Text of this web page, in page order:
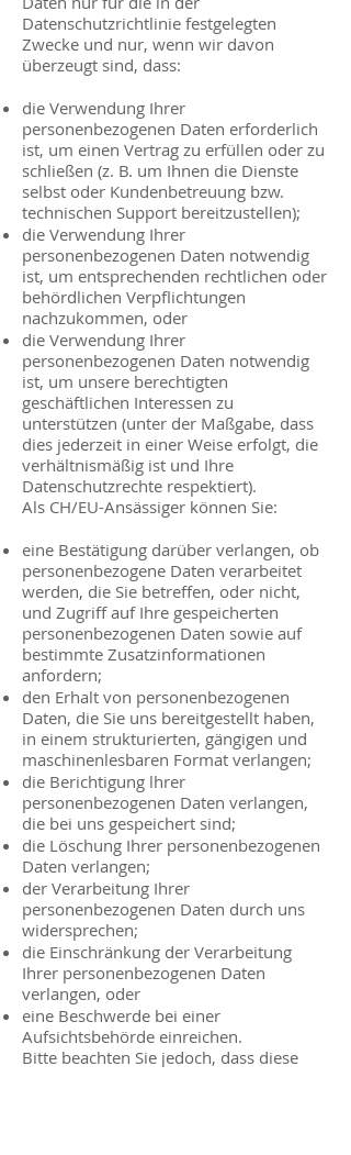
Datenschutzrichtlinie festgelegten
Zwecke und nur, wenn wir davon
überzeugt sind, dass:
die Verwendung Ihrer
personenbezogenen Daten erforderlich
ist, um einen Vertrag zu erfüllen oder zu
schließen (z. B. um Ihnen die Dienste
selbst oder Kundenbetreuung bzw.
technischen Support bereitzustellen);
die Verwendung Ihrer
personenbezogenen Daten notwendig
ist, um entsprechenden rechtlichen oder
behördlichen Verpflichtungen
nachzukommen, oder
die Verwendung Ihrer
personenbezogenen Daten notwendig
ist, um unsere berechtigten
geschäftlichen Interessen zu
unterstützen (unter der Maßgabe, dass
dies jederzeit in einer Weise erfolgt, die
verhältnismäßig ist und Ihre
Datenschutzrechte respektiert).
Als CH/EU-Ansässiger können Sie:
eine Bestätigung darüber verlangen, ob
personenbezogene Daten verarbeitet
werden, die Sie betreffen, oder nicht,
und Zugriff auf Ihre gespeicherten
personenbezogenen Daten sowie auf
bestimmte Zusatzinformationen
anfordern;
den Erhalt von personenbezogenen
Daten, die Sie uns bereitgestellt haben,
in einem strukturierten, gängigen und
maschinenlesbaren Format verlangen;
die Berichtigung lhrer
personenbezogenen Daten verlangen,
die bei uns gespeichert sind;
die Löschung Ihrer personenbezogenen
Daten verlangen;
der Verarbeitung Ihrer
personenbezogenen Daten durch uns
widersprechen;
die Einschränkung der Verarbeitung
Ihrer personenbezogenen Daten
verlangen, oder
eine Beschwerde bei einer
Aufsichtsbehörde einreichen.
Bitte beachten Sie jedoch, dass diese